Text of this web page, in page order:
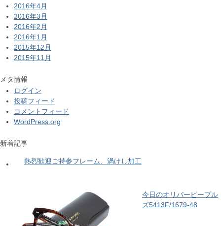
2016年4月
2016年3月
2016年2月
2016年1月
2015年12月
2015年11月
メタ情報
ログイン
投稿フィード
コメントフィード
WordPress.org
新着記事
熱烈歓迎ご持参フレーム、渦けし加工
今日のオリバーピープル
ズ5413F/1679-48